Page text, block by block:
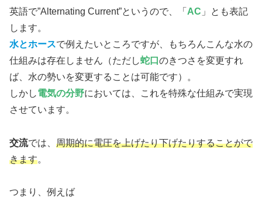
英語で”Alternating Current”というので、「 AC 」とも表記
します。
水とホースで例えたいところですが、もちろんこんな水の
仕組みは存在しません（ただし蛇口 のきつさを変更すれ
ば、水の勢いを変更することは可能です）。
しかし電気の分野においては、これを特殊な仕組みで実現
させています。
交流では、 周期的に電圧を上げたり下げたりすることがで
きます。
つまり、例えば